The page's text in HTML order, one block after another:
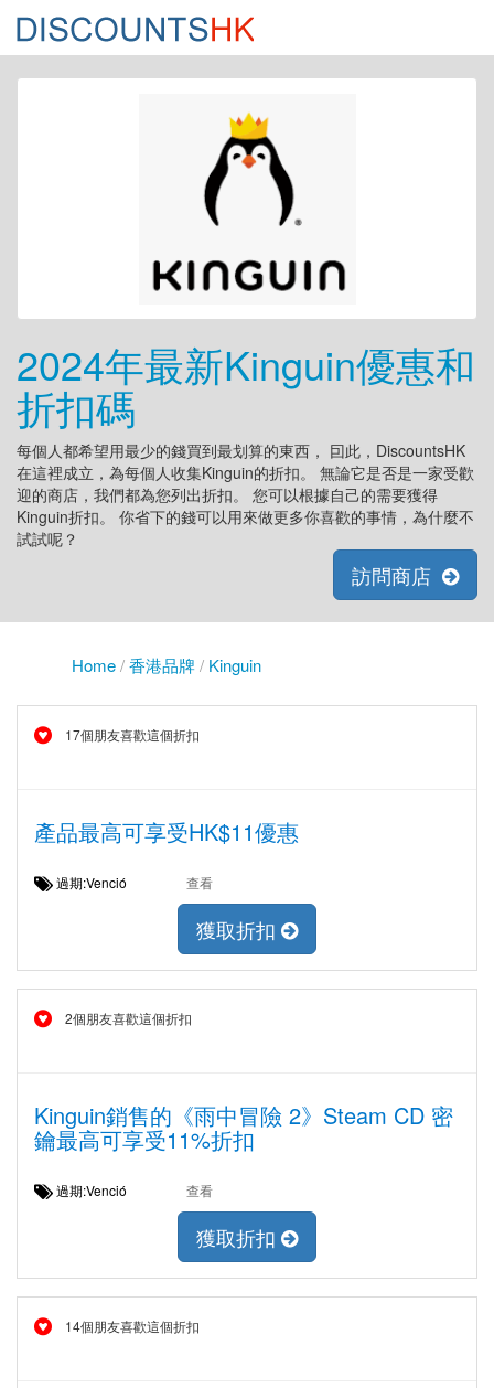
2024年最新Kinguin優惠和
折扣碼
每個人都希望用最少的錢買到最划算的東西， 囙此，DiscountsHK
在這裡成立，為每個人收集Kinguin的折扣。 無論它是否是一家受歡
迎的商店，我們都為您列出折扣。 您可以根據自己的需要獲得
Kinguin折扣。 你省下的錢可以用來做更多你喜歡的事情，為什麼不
試試呢？
訪問商店
Home/香港品牌/ Kinguin
17個朋友喜歡這個折扣
產品最高可享受HK$11優惠
過期:Venció 查看
獲取折扣
2個朋友喜歡這個折扣
Kinguin銷售的《雨中冒險 2》Steam CD 密
鑰最高可享受11%折扣
過期:Venció 查看
獲取折扣
14個朋友喜歡這個折扣